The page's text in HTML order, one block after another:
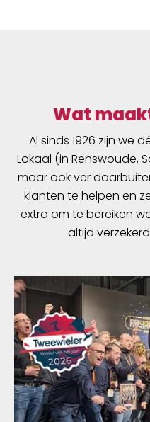
Wat
Al sinds 1926 zijn we
Lokaal (in Renswoude,
maar ook ver
klanten te helpen en
extra om te bereiken
altijd